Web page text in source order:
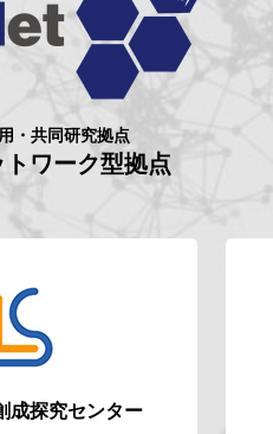
・共同研究拠点
ワーク型拠点
成探究センター